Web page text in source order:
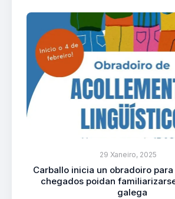
29 Xaneiro, 2025
Carballo inicia un obradoiro
chegados poidan
galega